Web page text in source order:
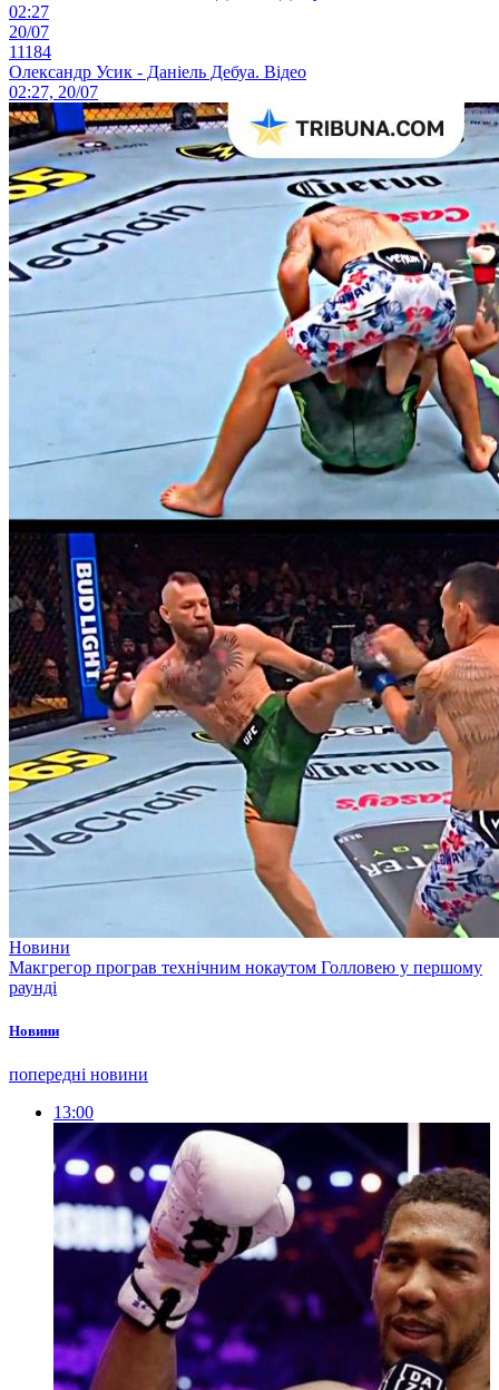
02:27
20/07
11184
Олександр Усик - Даніель Дебуа. Відео
02:27, 20/07
Новини
Макгрегор програв технічним нокаутом Голловею у першому
раунді
Новини
попередні новини
13:00